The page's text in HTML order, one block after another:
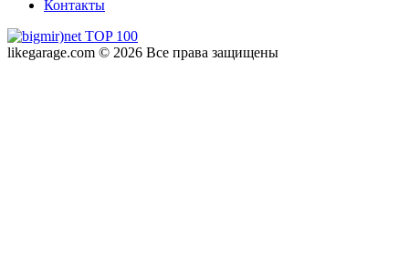
Контакты
likegarage.com © 2026 Все права защищены